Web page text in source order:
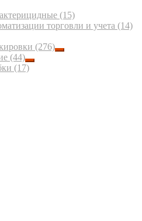
(15)
торговли и учета (14)
(276)
(44)
(17)